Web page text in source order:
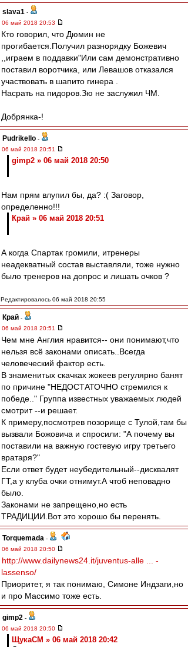
slava1 -
06 май 2018 20:53
Кто говорил, что Дюмин не
прогибается.Получил разнорядку Божевич
,,играем в поддавки"Или сам демонстративно
поставил воротчика, или Левашов отказался
участвовать в шапито гинера .
Насрать на пидоров.Зю не заслужил ЧМ.
Добрянка-!
Pudrikello -
06 май 2018 20:51
gimp2 » 06 май 2018 20:50
Нам прям влупил бы, да? :( Заговор,
определенно!!!
Край » 06 май 2018 20:51
А когда Спартак громили, итренеры
неадекватный состав выставляли, тоже нужно
было тренеров на допрос и лишать очков ?
Редактировалось 06 май 2018 20:55
Край -
06 май 2018 20:51
Чем мне Англия нравится-- они понимают,что
нельзя всё законами описать..Всегда
человеческий фактор есть.
В знаменитых скачках жокеев регулярно банят
по причине "НЕДОСТАТОЧНО стремился к
победе.." Группа известных уважаемых людей
смотрит --и решает.
К примеру,посмотрев позорище с Тулой,там бы
вызвали Божовича и спросили: "А почему вы
поставили на важную гостевую игру третьего
вратаря?"
Если ответ будет неубедительный--дисквалят
ГТ,а у клуба очки отнимут.А чтоб неповадно
было.
Законами не запрещено,но есть
ТРАДИЦИИ.Вот это хорошо бы перенять.
Torquemada -
06 май 2018 20:50
http://www.dailynews24.it/juventus-alle ... -
lassenso/
Приоритет, я так понимаю, Симоне Индзаги,но
и про Массимо тоже есть.
gimp2 -
06 май 2018 20:50
ЩукаСМ » 06 май 2018 20:42